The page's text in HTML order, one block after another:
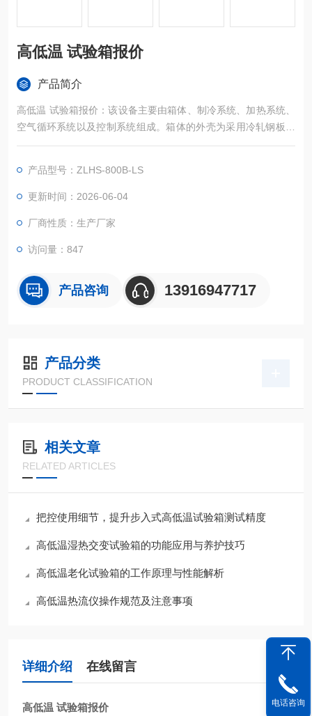
高低温 试验箱报价
产品简介
高低温 试验箱报价：该设备主要由箱体、制冷系统、加热系统、
空气循环系统以及控制系统组成。箱体的外壳为采用冷轧钢板静
电喷塑或雾面不锈钢，内胆采用优质镜面不锈钢板，箱门中间设
验情况。外型整体美观大方。保温层为硬质聚氨脂发泡加上少量
的超细玻璃棉，具有强度高，保温性好等特点。
产品型号：ZLHS-800B-LS
更新时间：2026-06-04
厂商性质：生产厂家
访问量：847
产品咨询 13916947717
产品分类
PRODUCT CLASSIFICATION
相关文章
RELATED ARTICLES
把控使用细节，提升步入式高低温试验箱测试精度
高低温湿热交变试验箱的功能应用与养护技巧
高低温老化试验箱的工作原理与性能解析
高低温热流仪操作规范及注意事项
详细介绍 在线留言
高低温 试验箱报价 电话咨询